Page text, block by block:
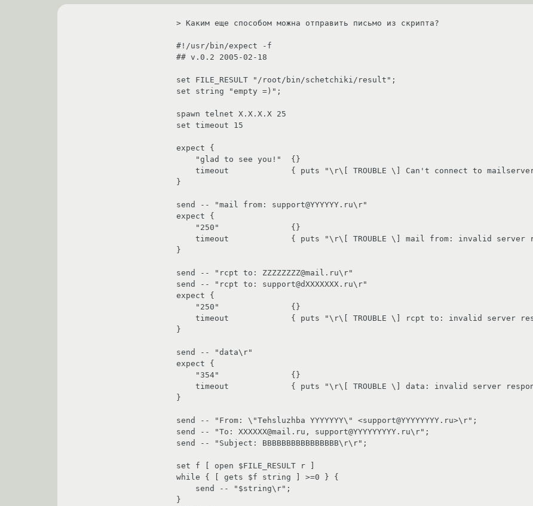
> Каким еще способом можна отправить письмо из скрипта?
#!/usr/bin/expect -f
## v.0.2 2005-02-18
set FILE_RESULT "/root/bin/schetchiki/result";
set string "empty =)";
spawn telnet X.X.X.X 25
set timeout 15
expect {
}
send -- "mail from: support@YYYYYY.ru\r"
expect {
}
send -- "rcpt to: ZZZZZZZZ@mail.ru\r"
send -- "rcpt to: support@dXXXXXXX.ru\r"
expect {
}
send -- "data\r"
expect {
}
send -- "From: \"Tehsluzhba YYYYYYY\" <support@YYYYYYYY.ru>\r";
send -- "To: XXXXXX@mail.ru, support@YYYYYYYYY.ru\r";
send -- "Subject: BBBBBBBBBBBBBBBB\r\r";
set f [ open $FILE_RESULT r ]
while { [ gets $f string ] >=0 } {
}